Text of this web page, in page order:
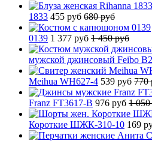
1833 455 руб 680 руб
0139 1 377 руб 1 450 руб
мужской джинсовый Feibo
Meihua WH627-4 539 руб 770
Franz FT3617-B 976 руб 1
Короткие ШЖК-310-10 169